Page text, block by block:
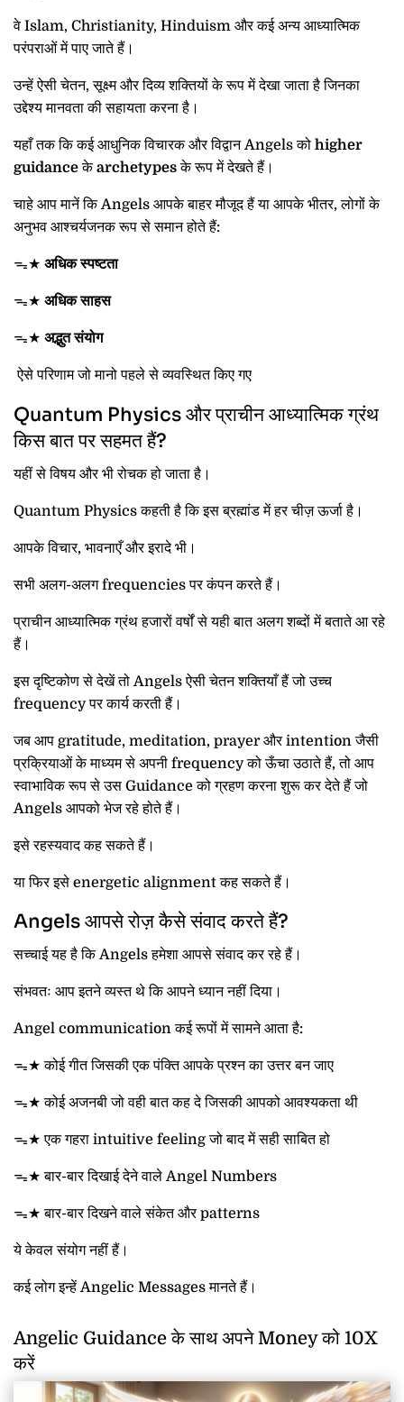
वे Islam, Christianity, Hinduism और कई अन्य आध्यात्मिक
परंपराओं में पाए जाते हैं।
उन्हें ऐसी चेतन, सूक्ष्म और दिव्य शक्तियों के रूप में देखा जाता है जिनका
उद्देश्य मानवता की सहायता करना है।
यहाँ तक कि कई आधुनिक विचारक और विद्वान Angels को higher
guidanceकेarchetypesके रूप में देखते हैं।
चाहे आप मानें कि Angels आपके बाहर मौजूद हैं या आपके भीतर, लोगों के
अनुभव आश्चर्यजनक रूप से समान होते हैं:
ᯓ★ अधिक स्पष्टता
ᯓ★ अधिक साहस
ᯓ★ अद्भुत संयोग
ऐसे परिणाम जो मानो पहले से व्यवस्थित किए गए
Quantum Physics और प्राचीन आध्यात्मिक ग्रंथ
किस बात पर सहमत हैं?
यहीं से विषय और भी रोचक हो जाता है।
Quantum Physics कहती है कि इस ब्रह्मांड में हर चीज़ ऊर्जा है।
आपके विचार, भावनाएँ और इरादे भी।
सभी अलग-अलग frequencies पर कंपन करते हैं।
प्राचीन आध्यात्मिक ग्रंथ हजारों वर्षों से यही बात अलग शब्दों में बताते आ रहे
हैं।
इस दृष्टिकोण से देखें तो Angels ऐसी चेतन शक्तियाँ हैं जो उच्च
frequency पर कार्य करती हैं।
जब आप gratitude, meditation, prayer और intention जैसी
प्रक्रियाओं के माध्यम से अपनी frequency को ऊँचा उठाते हैं, तो आप
स्वाभाविक रूप से उस Guidance को ग्रहण करना शुरू कर देते हैं जो
Angels आपको भेज रहे होते हैं।
इसे रहस्यवाद कह सकते हैं।
या फिर इसे energetic alignment कह सकते हैं।
Angels आपसे रोज़ कैसे संवाद करते हैं?
सच्चाई यह है कि Angels हमेशा आपसे संवाद कर रहे हैं।
संभवतः आप इतने व्यस्त थे कि आपने ध्यान नहीं दिया।
Angel communication कई रूपों में सामने आता है:
ᯓ★ कोई गीत जिसकी एक पंक्ति आपके प्रश्न का उत्तर बन जाए
ᯓ★ कोई अजनबी जो वही बात कह दे जिसकी आपको आवश्यकता थी
ᯓ★ एक गहरा intuitive feeling जो बाद में सही साबित हो
ᯓ★ बार-बार दिखाई देने वाले Angel Numbers
ᯓ★ बार-बार दिखने वाले संकेत और patterns
ये केवल संयोग नहीं हैं।
कई लोग इन्हें Angelic Messages मानते हैं।
Angelic Guidance के साथ अपने Money को 10X
करें